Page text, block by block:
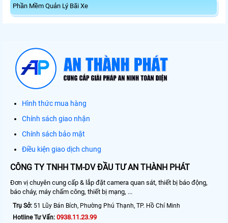
Phần Mềm Quản Lý Bãi Xe
Hình thức mua hàng
Chính sách giao nhận
Chính sách bảo mật
Điều kiện giao dịch chung
CÔNG TY TNHH TM-DV ĐẦU TƯ AN THÀNH PHÁT
Đơn vị chuyên cung cấp & lắp đặt camera quan sát, thiết bị báo động,
báo cháy, máy chấm công, thiết bị mạng, ...
Trụ Sở: 51 Lũy Bán Bích, Phường Phú Thạnh, TP. Hồ Chí Minh
Hotline Tư Vấn: 0938.11.23.99